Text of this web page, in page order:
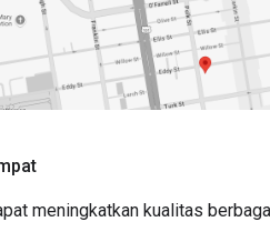
meningkatkan kualitas